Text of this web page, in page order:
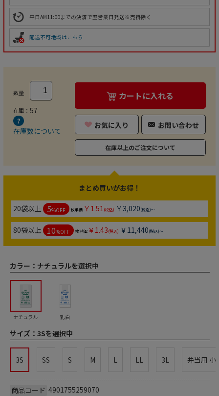
平日AM11:00までの決済で翌営業日発送※売掛除く
配送不可地域はこちら
数量
在庫： 57
在庫数について
カートに入れる
お気に入り お問い合わせ
在庫以上のご注文について
まとめ買いがお得！
20袋以上 5%OFF 枚単価:￥1.51(税込) ￥3,020(税込)～
80袋以上 10%OFF 枚単価:￥1.43(税込) ￥11,440(税込)～
カラー： ナチュラルを選択中
ナチュラル 乳白
サイズ： 3Sを選択中
3S SS S M L LL 3L 弁当用 小
商品コード 4901755259070